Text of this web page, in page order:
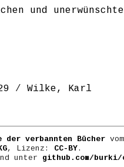
und
/ Wilke, Karl
der verbannten Bücher
, Lizenz: CC-BY.
unter github.com/